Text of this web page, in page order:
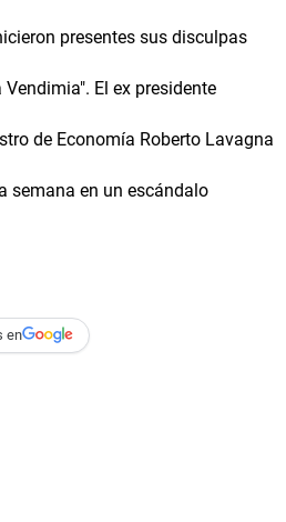
presentes sus disculpas
El ex presidente
de Economía Roberto Lavagna
semana en un escándalo
en